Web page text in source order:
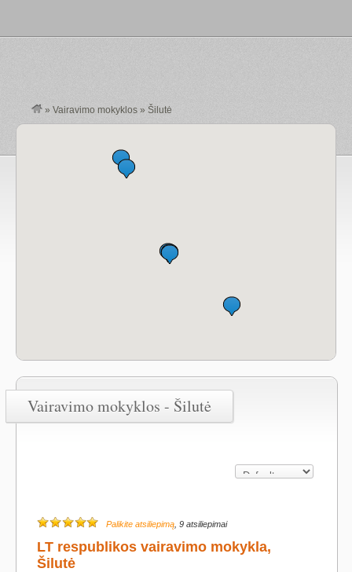
» Vairavimo mokyklos » Šilutė
Vairavimo mokyklos - Šilutė
Palikite atsiliepimą , 9 atsiliepimai
LT respublikos vairavimo mokykla,
Šilutė